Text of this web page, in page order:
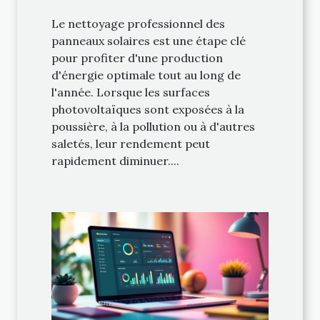
Le nettoyage professionnel des
panneaux solaires est une étape clé
pour profiter d'une production
d'énergie optimale tout au long de
l'année. Lorsque les surfaces
photovoltaïques sont exposées à la
poussière, à la pollution ou à d'autres
saletés, leur rendement peut
rapidement diminuer....